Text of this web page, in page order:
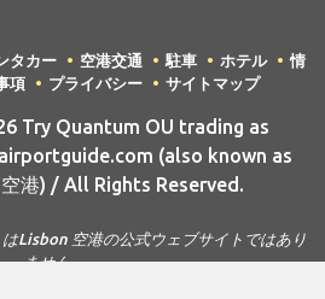
タカー 空港交通 駐車 ホテル
情
項 プライバシー サイトマップ
Try Quantum OU trading as
(also known as
港) / All Rights Reserved.
Lisbon 空港の公式ウェブサイトではあり
ません。